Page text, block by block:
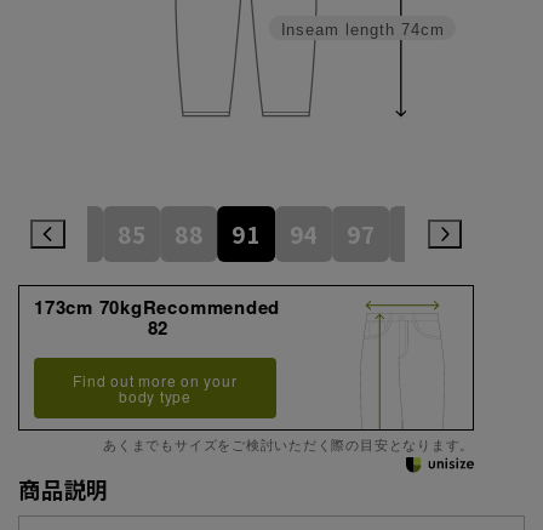
Inseam length 74cm
82 85 88 91 94 97 100
173cm 70kgRecommended
82
Find out more on your
body type
あくまでもサイズをご検討いただく際の目安となります。
商品説明